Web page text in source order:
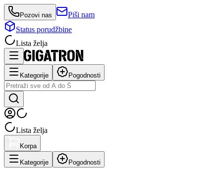
Pozovi nas
Piši nam
Status porudžbine
Lista želja
Kategorije Pogodnosti
Lista želja
Korpa
Kategorije Pogodnosti